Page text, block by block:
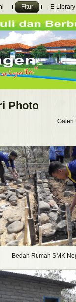
Fitur E-Library
Photo
Galeri
Bedah Rumah SMK